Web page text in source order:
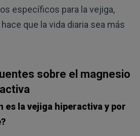
específicos para la vejiga,
que la vida diaria sea más
sobre el magnesio
es la vejiga hiperactiva y por